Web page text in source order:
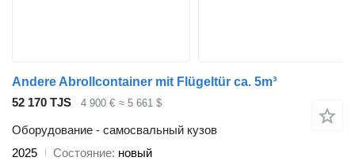
Andere Abrollcontainer mit Flügeltür ca. 5m³
52 170 TJS
4 900 € ≈ 5 661 $
Оборудование - самосвальный кузов
2025
Состояние новый